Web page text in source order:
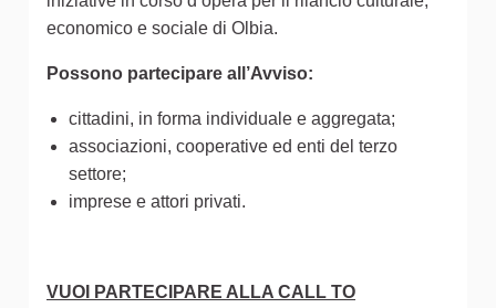
economico e sociale di Olbia.
Possono partecipare all’Avviso:
cittadini, in forma individuale e aggregata;
associazioni, cooperative ed enti del terzo
settore;
imprese e attori privati.
VUOI PARTECIPARE ALLA CALL TO